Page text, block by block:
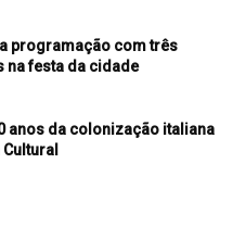
programação com três
na festa da cidade
anos da colonização italiana